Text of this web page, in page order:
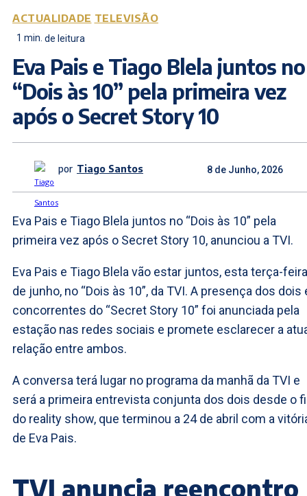
ACTUALIDADE TELEVISÃO
1 min. de leitura
Eva Pais e Tiago Blela juntos no
“Dois às 10” pela primeira vez
após o Secret Story 10
por Tiago Santos 8 de Junho, 2026
Eva Pais e Tiago Blela juntos no “Dois às 10” pela
primeira vez após o Secret Story 10, anunciou a TVI.
Eva Pais e Tiago Blela vão estar juntos, esta terça-
de junho, no “Dois às 10”, da TVI. A presença dos dois
concorrentes do “Secret Story 10” foi anunciada pela
estação nas redes sociais e promete esclarecer a
relação entre ambos.
A conversa terá lugar no programa da manhã da TVI e
será a primeira entrevista conjunta dos dois desde o
do reality show, que terminou a 24 de abril com a
de Eva Pais.
TVI anuncia reencontro